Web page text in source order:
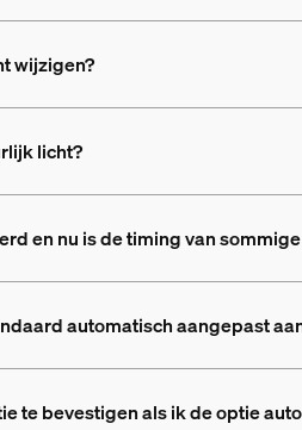
wijzigen?
licht?
en nu is de timing van
automatisch aangepast
te bevestigen als ik de optie